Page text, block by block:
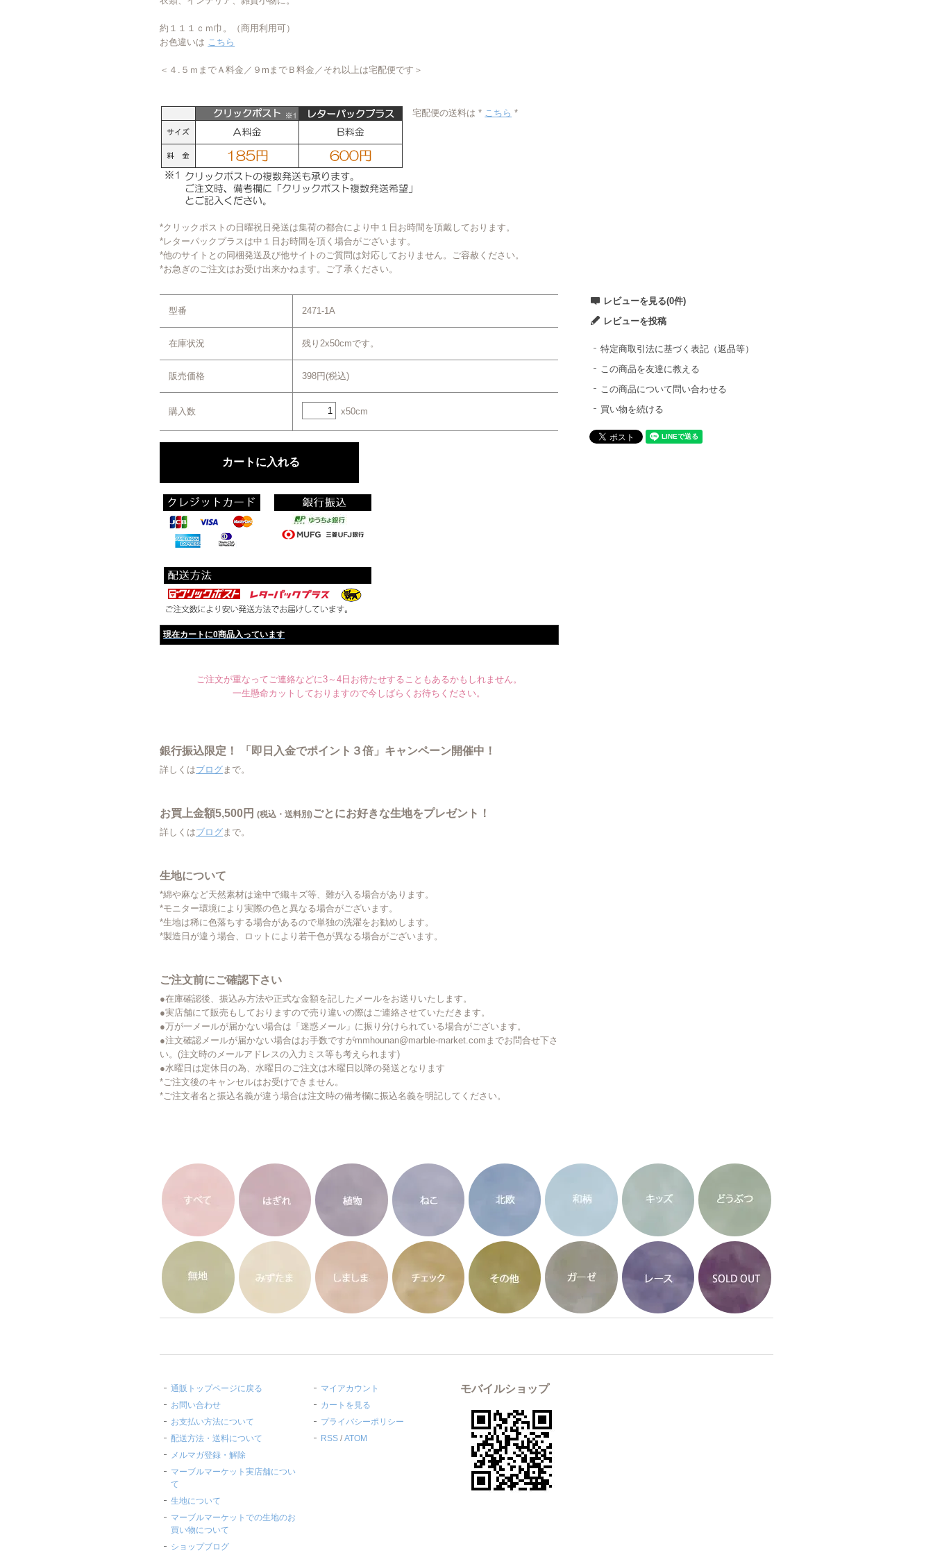
約１１１ｃｍ巾。（商用利用可）
お色違いは こちら
＜４.５ｍまでＡ料金／９mまでＢ料金／それ以上は宅配便です＞
宅配便の送料は * こちら *
*クリックポストの日曜祝日発送は集荷の都合により中１日お時間を頂戴しております。
*レターパックプラスは中１日お時間を頂く場合がございます。
*他のサイトとの同梱発送及び他サイトのご質問は対応しておりません。ご容赦ください。
*お急ぎのご注文はお受け出来かねます。ご了承ください。
型番 2471-1A
在庫状況 残り2x50cmです。
販売価格 398円(税込)
購入数 x50cm
現在カートに0商品入っています
ご注文が重なってご連絡などに3～4日お待たせすることもあるかもしれません。
一生懸命カットしておりますので今しばらくお待ちください。
銀行振込限定！ 「即日入金でポイント３倍」キャンペーン開催中！
詳しくはブログまで。
お買上金額5,500円(税込・送料別)ごとにお好きな生地をプレゼント！
詳しくはブログまで。
生地について
*綿や麻など天然素材は途中で織キズ等、難が入る場合があります。
*モニター環境により実際の色と異なる場合がございます。
*生地は稀に色落ちする場合があるので単独の洗濯をお勧めします。
*製造日が違う場合、ロットにより若干色が異なる場合がございます。
ご注文前にご確認下さい
●在庫確認後、振込み方法や正式な金額を記したメールをお送りいたします。
●実店舗にて販売もしておりますので売り違いの際はご連絡させていただきます。
●万が一メールが届かない場合は「迷惑メール」に振り分けられている場合がございます。
●注文確認メールが届かない場合はお手数ですがmmhounan@marble-market.comまでお問合せ下さ
い。(注文時のメールアドレスの入力ミス等も考えられます)
●水曜日は定休日の為、水曜日のご注文は木曜日以降の発送となります
*ご注文後のキャンセルはお受けできません。
*ご注文者名と振込名義が違う場合は注文時の備考欄に振込名義を明記してください。
レビューを見る(0件)
レビューを投稿
特定商取引法に基づく表記（返品等）
この商品を友達に教える
この商品について問い合わせる
買い物を続ける
通販トップページに戻る
お問い合わせ
お支払い方法について
配送方法・送料について
メルマガ登録・解除
マーブルマーケット実店舗につい
て
生地について
マーブルマーケットでの生地のお
買い物について
ショップブログ
マイアカウント
カートを見る
プライバシーポリシー
RSS /ATOM
モバイルショップ